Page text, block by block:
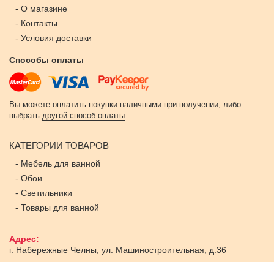
- О магазине
- Контакты
- Условия доставки
Способы оплаты
Вы можете оплатить покупки наличными при получении, либо
выбрать другой способ оплаты.
КАТЕГОРИИ ТОВАРОВ
- Мебель для ванной
- Обои
- Светильники
- Товары для ванной
Адрес:
г. Набережные Челны ул. Машиностроительная, д.36